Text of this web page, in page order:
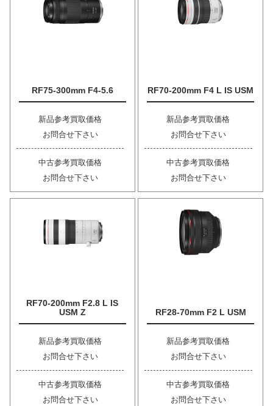
RF75-300mm F4-5.6
新品参考買取価格
お問合せ下さい
中古参考買取価格
お問合せ下さい
RF70-200mm F4 L IS USM
新品参考買取価格
お問合せ下さい
中古参考買取価格
お問合せ下さい
RF70-200mm F2.8 L IS
USM Z
新品参考買取価格
お問合せ下さい
中古参考買取価格
お問合せ下さい
RF28-70mm F2 L USM
新品参考買取価格
お問合せ下さい
中古参考買取価格
お問合せ下さい